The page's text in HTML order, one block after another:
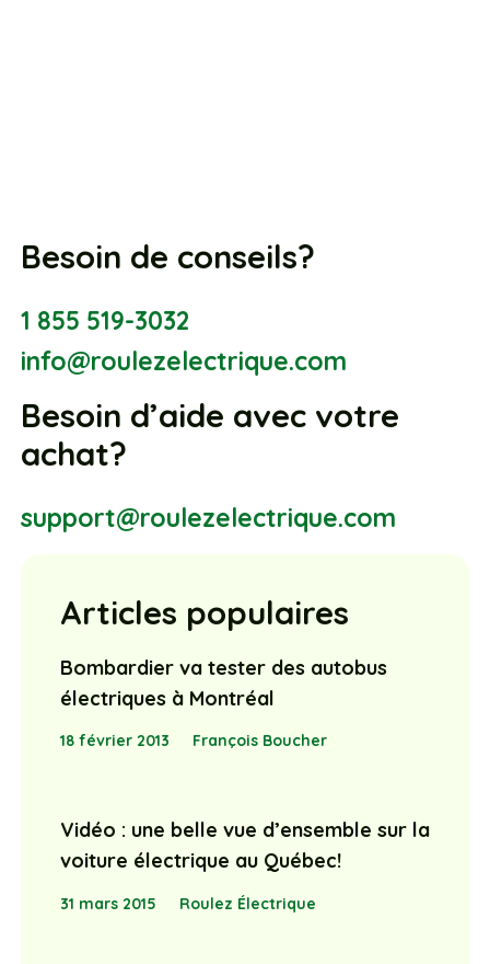
Besoin de conseils?
1 855 519-3032
info@roulezelectrique.com
Besoin d’aide avec votre
achat?
support@roulezelectrique.com
Articles populaires
Bombardier va tester des autobus
électriques à Montréal
18 février 2013 François Boucher
Vidéo : une belle vue d’ensemble sur la
voiture électrique au Québec!
31 mars 2015 Roulez Électrique